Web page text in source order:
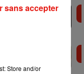
Store and/or
sans accepter